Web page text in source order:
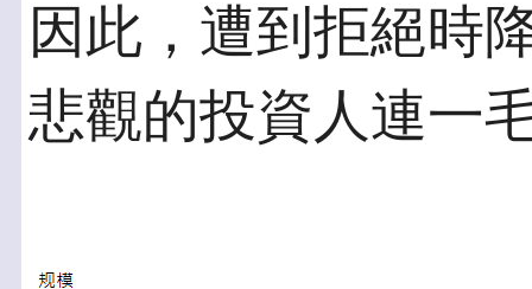
因此，遭到拒絕時
悲觀的投資人連一